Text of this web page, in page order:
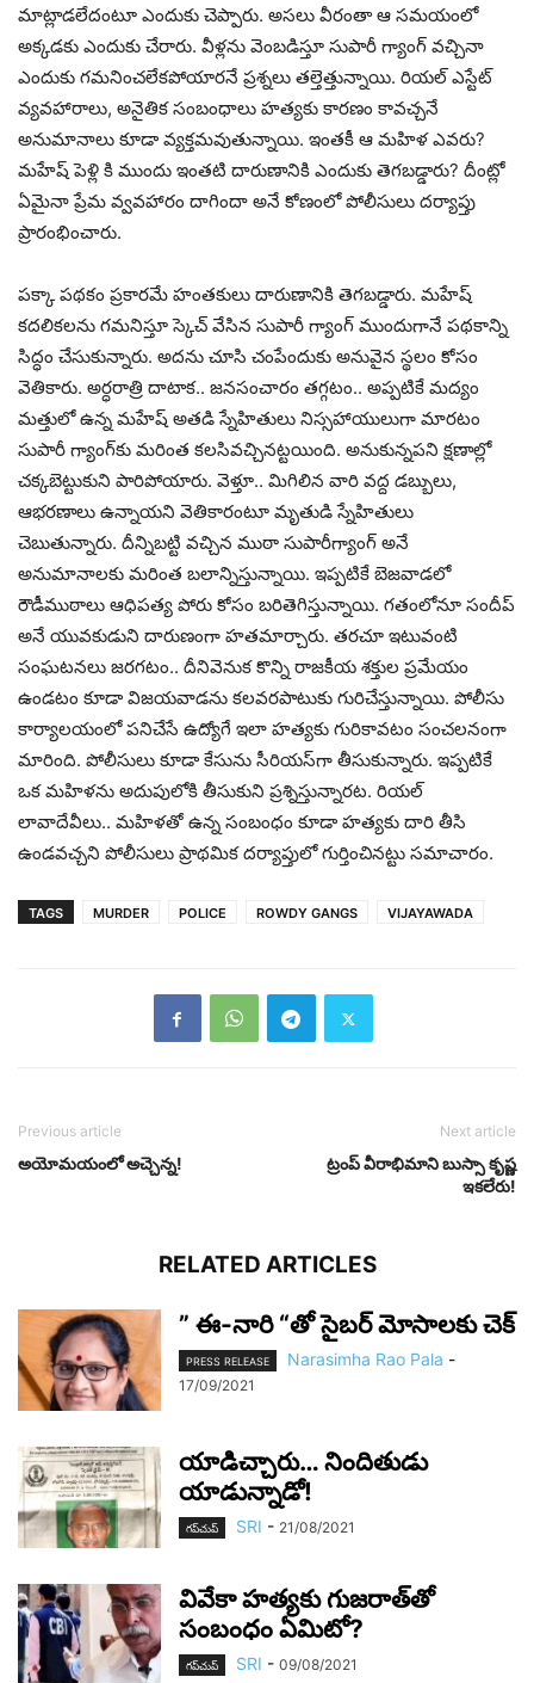
మాట్లాడ‌లేదంటూ ఎందుకు చెప్పారు. అస‌లు వీరంతా ఆ స‌మ‌యంలో
అక్క‌డ‌కు ఎందుకు చేరారు. వీళ్ల‌ను వెంబ‌డిస్తూ సుపారీ గ్యాంగ్ వ‌చ్చినా
ఎందుకు గ‌మ‌నించ‌లేక‌పోయార‌నే ప్ర‌శ్న‌లు త‌ల్తెత్తున్నాయి. రియ‌ల్ ఎస్టేట్
వ్య‌వ‌హారాలు, అనైతిక సంబంధాలు హ‌త్య‌కు కార‌ణం కావ‌చ్చ‌నే
అనుమానాలు కూడా వ్య‌క్త‌మ‌వుతున్నాయి. ఇంత‌కీ ఆ మ‌హిళ ఎవ‌రు?
మ‌హేష్ పెళ్లి కి ముందు ఇంత‌టి దారుణానికి ఎందుకు తెగ‌బ‌డ్డారు? దీంట్లో
ఏమైనా ప్రేమ వ్వ‌వ‌హారం దాగిందా అనే కోణంలో పోలీసులు ద‌ర్యాప్తు
ప్రారంభించారు.
ప‌క్కా ప‌థ‌కం ప్ర‌కార‌మే హంత‌కులు దారుణానికి తెగ‌బ‌డ్డారు. మ‌హేష్
క‌ద‌లిక‌ల‌ను గ‌మ‌నిస్తూ స్కెచ్ వేసిన సుపారీ గ్యాంగ్ ముందుగానే ప‌థ‌కాన్ని
సిద్ధం చేసుకున్నారు. అద‌ను చూసి చంపేందుకు అనువైన స్థ‌లం కోసం
వెతికారు. అర్ధ‌రాత్రి దాటాక‌.. జ‌న‌సంచారం త‌గ్గ‌టం.. అప్ప‌టికే మ‌ద్యం
మ‌త్తులో ఉన్న మ‌హేష్ అత‌డి స్నేహితులు నిస్స‌హాయులుగా మార‌టం
సుపారీ గ్యాంగ్‌కు మ‌రింత క‌ల‌సివ‌చ్చిన‌ట్ట‌యింది. అనుకున్న‌ప‌ని క్ష‌ణాల్లో
చ‌క్క‌బెట్టుకుని పారిపోయారు. వెళ్తూ.. మిగిలిన వారి వ‌ద్ద డ‌బ్బులు,
ఆభ‌ర‌ణాలు ఉన్నాయ‌ని వెతికారంటూ మృతుడి స్నేహితులు
చెబుతున్నారు. దీన్నిబ‌ట్టి వ‌చ్చిన ముఠా సుపారీగ్యాంగ్ అనే
అనుమానాల‌కు మ‌రింత బ‌లాన్నిస్తున్నాయి. ఇప్ప‌టికే బెజ‌వాడ‌లో
రౌడీముఠాలు ఆధిప‌త్య పోరు కోసం బ‌రితెగిస్తున్నాయి. గ‌తంలోనూ సందీప్
అనే యువ‌కుడుని దారుణంగా హ‌త‌మార్చారు. త‌ర‌చూ ఇటువంటి
సంఘ‌ట‌న‌లు జ‌ర‌గ‌టం.. దీనివెనుక కొన్ని రాజ‌కీయ శ‌క్తుల ప్ర‌మేయం
ఉండ‌టం కూడా విజ‌య‌వాడ‌ను క‌ల‌వ‌ర‌పాటుకు గురిచేస్తున్నాయి. పోలీసు
కార్యాల‌యంలో ప‌నిచేసే ఉద్యోగే ఇలా హ‌త్య‌కు గురికావ‌టం సంచ‌ల‌నంగా
మారింది. పోలీసులు కూడా కేసును సీరియ‌స్‌గా తీసుకున్నారు. ఇప్ప‌టికే
ఒక మ‌హిళ‌ను అదుపులోకి తీసుకుని ప్ర‌శ్నిస్తున్నార‌ట‌. రియ‌ల్
లావాదేవీలు.. మ‌హిళ‌తో ఉన్న సంబంధం కూడా హ‌త్య‌కు దారి తీసి
ఉండ‌వ‌చ్చ‌ని పోలీసులు ప్రాథ‌మిక ద‌ర్యాప్తులో గుర్తించిన‌ట్టు స‌మాచారం.
TAGS MURDER POLICE ROWDY GANGS VIJAYAWADA
Previous article
అయోమ‌యంలో అచ్చెన్న!
Next article
ట్రంప్ వీరాభిమాని బుస్సా కృష్ణ
ఇకలేరు!
RELATED ARTICLES
” ఈ-నారి “తో సైబర్ మోసాలకు చెక్
PRESS RELEASE Narasimha Rao Pala -
17/09/2021
యాడిచ్చారు… నిందితుడు
యాడున్నాడో!
గ‌ప్‌చుప్ SRI - 21/08/2021
వివేకా హ‌త్య‌కు గుజ‌రాత్‌తో
సంబంధం ఏమిటో?
గ‌ప్‌చుప్ SRI - 09/08/2021